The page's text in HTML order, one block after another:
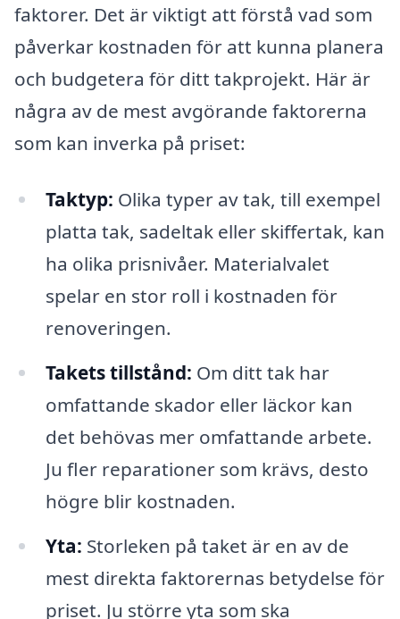
faktorer. Det är viktigt att förstå vad som
påverkar kostnaden för att kunna planera
och budgetera för ditt takprojekt. Här är
några av de mest avgörande faktorerna
som kan inverka på priset:
Taktyp: Olika typer av tak, till exempel
platta tak, sadeltak eller skiffertak, kan
ha olika prisnivåer. Materialvalet
spelar en stor roll i kostnaden för
renoveringen.
Takets tillstånd: Om ditt tak har
omfattande skador eller läckor kan
det behövas mer omfattande arbete.
Ju fler reparationer som krävs, desto
högre blir kostnaden.
Yta: Storleken på taket är en av de
mest direkta faktorernas betydelse för
priset. Ju större yta som ska